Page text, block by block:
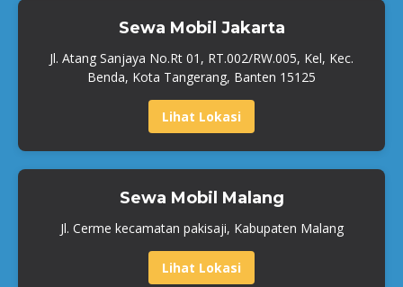
Sewa Mobil Jakarta
Jl. Atang Sanjaya No.Rt 01, RT.002/RW.005, Kel, Kec.
Benda, Kota Tangerang, Banten 15125
Lihat Lokasi
Sewa Mobil Malang
Jl. Cerme kecamatan pakisaji, Kabupaten Malang
Lihat Lokasi